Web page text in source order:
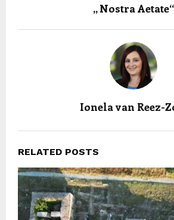
,, Nostra Aetate“
Ionela van Reez-
RELATED POSTS